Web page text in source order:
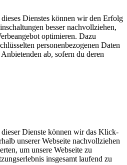
Dienstes können wir den Erfolg
besser nachvollziehen,
optimieren. Dazu
personenbezogenen Daten
ab, sofern du deren
Dienste können wir das Klick-
unserer Webseite nachvollziehen
um unsere Webseite zu
insgesamt laufend zu